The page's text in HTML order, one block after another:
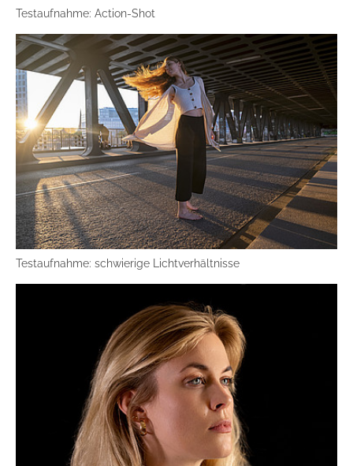
Testaufnahme: Action-Shot
Testaufnahme: schwierige Lichtverhältnisse